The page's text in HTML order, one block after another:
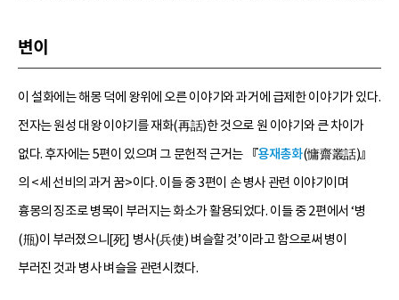
변이
이 설화에는 해몽 덕에 왕위에 오른 이야기와 과거에 급제한 이야기가 있다.
전자는 원성 대왕 이야기를 재화(再話)한 것으로 원 이야기와 큰 차이가
없다. 후자에는 5편이 있으며 그 문헌적 근거는 『용재총화(慵齋叢話)』
의 <세 선비의 과거 꿈>이다. 이들 중 3편이 손 병사 관련 이야기이며
흉몽의 징조로 병목이 부러지는 화소가 활용되었다. 이들 중 2편에서 ‘병
(甁)이 부러졌으니[死] 병사(兵使) 벼슬할 것’이라고 함으로써 병이
부러진 것과 병사 벼슬을 관련시켰다.